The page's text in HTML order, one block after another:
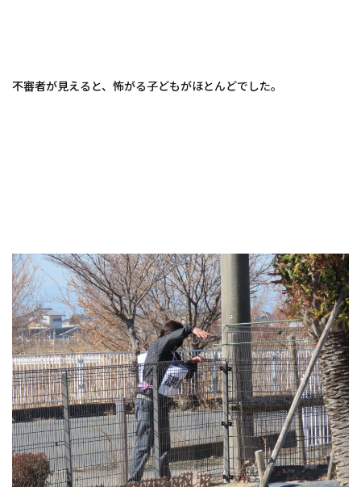
不審者が見えると、怖がる子どもがほとんどでした。